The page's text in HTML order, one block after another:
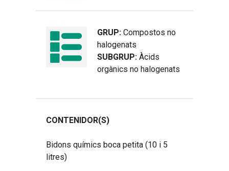
GRUP: Compostos no
halogenats
SUBGRUP: Àcids
orgànics no halogenats
CONTENIDOR(S)
Bidons químics boca petita (10 i 5
litres)